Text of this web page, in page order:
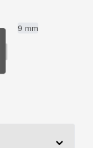
9 mm